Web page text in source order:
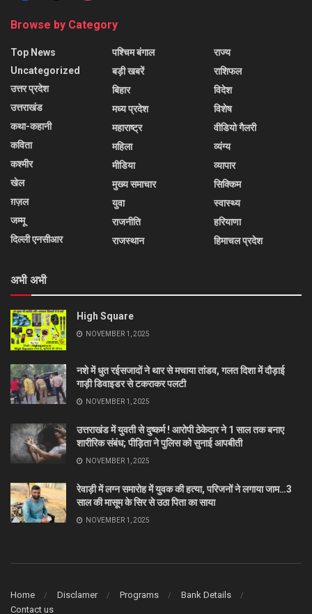
Browse by Category
Top News
Uncategorized
उत्तर प्रदेश
उत्तराखंड
कथा-कहानी
कविता
कश्मीर
खेल
ग़ज़ल
जम्मू
दिल्ली एनसीआर
पश्चिम बंगाल
बड़ी खबरें
बिहार
मध्य प्रदेश
महाराष्ट्र
महिला
मीडिया
मुख्य समाचार
युवा
राजनीति
राजस्थान
राज्य
राशिफल
विदेश
विशेष
वीडियो गैलरी
व्यंग्य
व्यापार
सिक्किम
स्वास्थ्य
हरियाणा
हिमाचल प्रदेश
अभी अभी
High Square
NOVEMBER 1, 2025
नशे में धुत रईसजादों ने थार से मचाया तांडव, गलत दिशा में दौड़ाई
गाड़ी डिवाइडर से टकराकर पलटी
NOVEMBER 1, 2025
उत्तराखंड में युवती से दुष्कर्म ! आरोपी ठेकेदार ने 1 साल तक बनाए
शारीरिक संबंध; पीड़िता ने पुलिस को सुनाई आपबीती
NOVEMBER 1, 2025
रेवाड़ी में लग्न समारोह में युवक की हत्या, परिजनों ने लगाया जाम…3
साल की मासूम के सिर से उठा पिता का साया
NOVEMBER 1, 2025
Home Disclamer Programs
Bank Details
Contact us